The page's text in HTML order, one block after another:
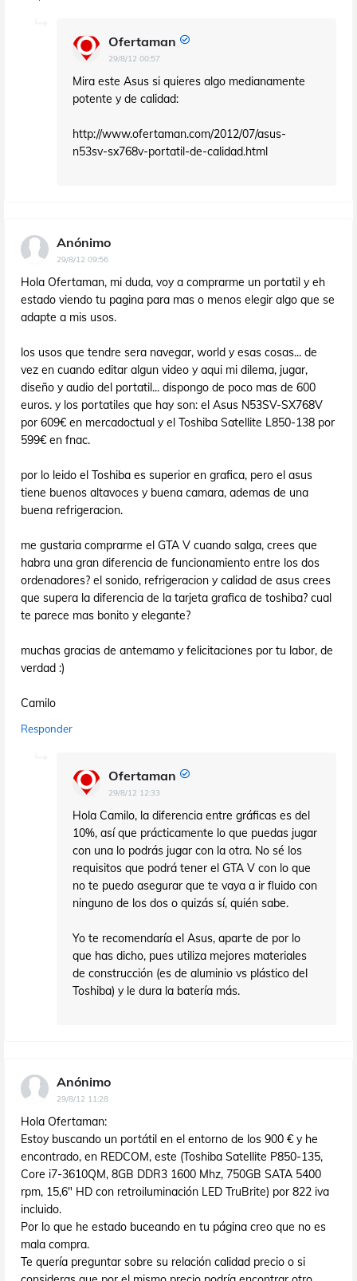
Ofertaman
29/8/12 00:57
Mira este Asus si quieres algo medianamente
potente y de calidad:
http://www.ofertaman.com/2012/07/asus-
n53sv-sx768v-portatil-de-calidad.html
Anónimo
29/8/12 09:56
Hola Ofertaman, mi duda, voy a comprarme un portatil y eh
estado viendo tu pagina para mas o menos elegir algo que se
adapte a mis usos.
los usos que tendre sera navegar, world y esas cosas... de
vez en cuando editar algun video y aqui mi dilema, jugar,
diseño y audio del portatil... dispongo de poco mas de 600
euros. y los portatiles que hay son: el Asus N53SV-SX768V
por 609€ en mercadoctual y el Toshiba Satellite L850-138 por
599€ en fnac.
por lo leido el Toshiba es superior en grafica, pero el asus
tiene buenos altavoces y buena camara, ademas de una
buena refrigeracion.
me gustaria comprarme el GTA V cuando salga, crees que
habra una gran diferencia de funcionamiento entre los dos
ordenadores? el sonido, refrigeracion y calidad de asus crees
que supera la diferencia de la tarjeta grafica de toshiba? cual
te parece mas bonito y elegante?
muchas gracias de antemamo y felicitaciones por tu labor, de
verdad :)
Camilo
Responder
Ofertaman
29/8/12 12:33
Hola Camilo, la diferencia entre gráficas es del
10%, así que prácticamente lo que puedas jugar
con una lo podrás jugar con la otra. No sé los
requisitos que podrá tener el GTA V con lo que
no te puedo asegurar que te vaya a ir fluido con
ninguno de los dos o quizás sí, quién sabe.
Yo te recomendaría el Asus, aparte de por lo
que has dicho, pues utiliza mejores materiales
de construcción (es de aluminio vs plástico del
Toshiba) y le dura la batería más.
Anónimo
29/8/12 11:28
Hola Ofertaman:
Estoy buscando un portátil en el entorno de los 900 € y he
encontrado, en REDCOM, este (Toshiba Satellite P850-135,
Core i7-3610QM, 8GB DDR3 1600 Mhz, 750GB SATA 5400
rpm, 15,6" HD con retroiluminación LED TruBrite) por 822 iva
incluido.
Por lo que he estado buceando en tu página creo que no es
mala compra.
Te quería preguntar sobre su relación calidad precio o si